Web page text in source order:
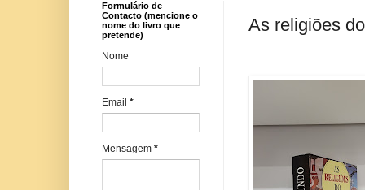
As religiões
Formulário de
Contacto (mencione o
nome do livro que
pretende)
Nome
Email *
Mensagem *